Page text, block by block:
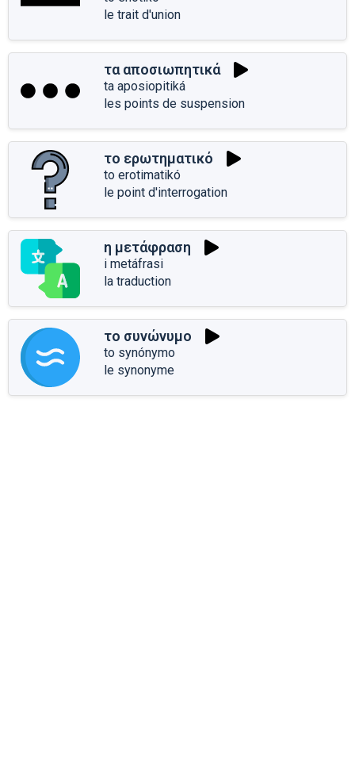
le trait d'union
τα αποσιωπητικά
ta aposiopitiká
les points de suspension
το ερωτηματικό
to erotimatikó
le point d'interrogation
η μετάφραση
i metáfrasi
la traduction
το συνώνυμο
to synónymo
le synonyme